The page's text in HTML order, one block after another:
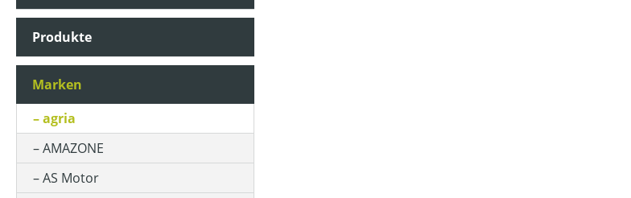
Produkte
Marken
agria
AMAZONE
AS Motor